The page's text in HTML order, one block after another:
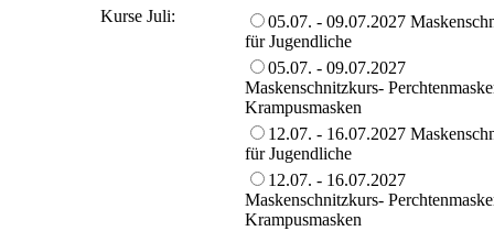
Kurse Juli:
05.07. - 09.07.2027
für Jugendliche
05.07. - 09.07.2027
Maskenschnitzkurs-
Krampusmasken
12.07. - 16.07.2027
für Jugendliche
12.07. - 16.07.2027
Maskenschnitzkurs-
Krampusmasken